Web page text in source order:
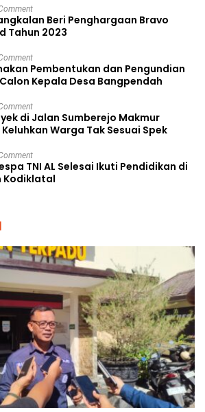
Beri Penghargaan Bravo
Tahun 2023
Pembentukan dan Pengundian
Kepala Desa Bangpendah
di Jalan Sumberejo Makmur
Warga Tak Sesuai Spek
TNI AL Selesai Ikuti Pendidikan di
Kodiklatal